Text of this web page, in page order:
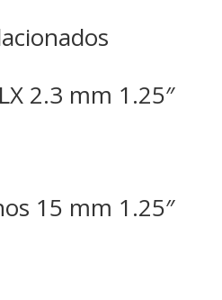
2.3 mm 1.25″
15 mm 1.25″